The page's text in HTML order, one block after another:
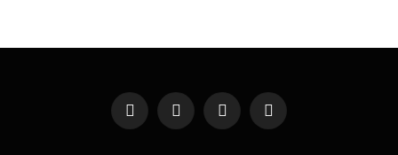
FacebookX
(Twitter)
InstagramYouTube